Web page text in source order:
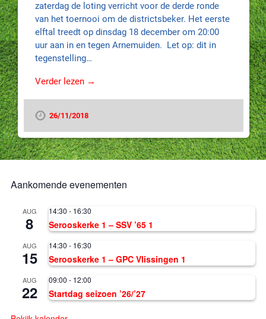
zaterdag de loting verricht voor de derde ronde
van het toernooi om de districtsbeker. Het eerste
elftal treedt op dinsdag 18 december om 20:00
uur aan in en tegen Arnemuiden. Let op: dit in
tegenstelling…
Verder lezen →
26/11/2018
Aankomende evenementen
AUG
8
14:30 - 16:30
Serooskerke 1 – SSV ’65 1
AUG
15
14:30 - 16:30
Serooskerke 1 – GPC Vlissingen 1
AUG
22
09:00 - 12:00
Startdag seizoen ’26/’27